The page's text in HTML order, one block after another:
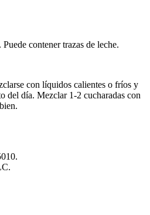
contener trazas de leche.
con líquidos calientes o fríos y
del día. Mezclar 1-2 cucharadas con